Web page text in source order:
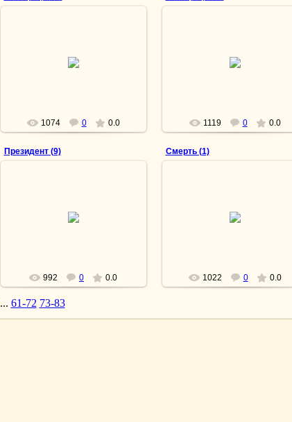
Пес на могиле своего хозяина.
1074 0 0.0
Джеймса Ригана. «Сектор 60» —
1119 0 0.0
Президент (9)
992 0 0.0
Смерть (1)
1022 0 0.0
... 61-72 73-83